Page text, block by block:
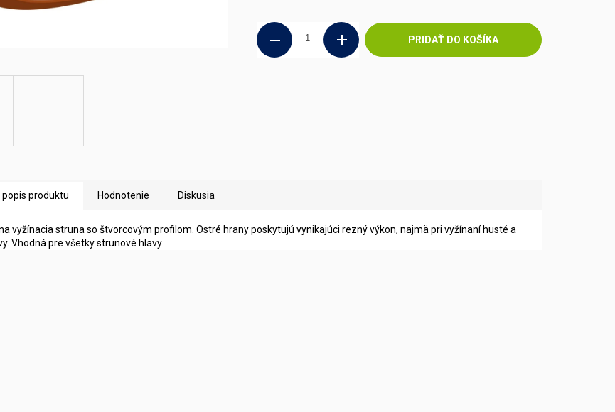
PRIDAŤ DO KOŠÍKA
produktu Hodnotenie Diskusia
vyžínacia struna so štvorcovým profilom. Ostré hrany poskytujú vynikajúci rezný výkon, najmä pri vyžínaní husté a
Vhodná pre všetky strunové hlavy